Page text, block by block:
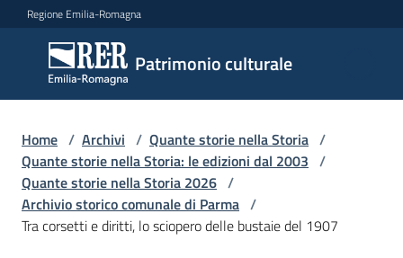
Vai al contenuto
Vai alla navigazione
Vai al footer
Regione Emilia-Romagna
Patrimonio culturale
Patrimonio
culturale
Argomenti
Novità
Home / Archivi / Quante storie nella Storia /
Quante storie nella Storia: le edizioni dal 2003 /
Quante storie nella Storia 2026 /
Archivio storico comunale di Parma /
Tra corsetti e diritti, lo sciopero delle bustaie del 1907